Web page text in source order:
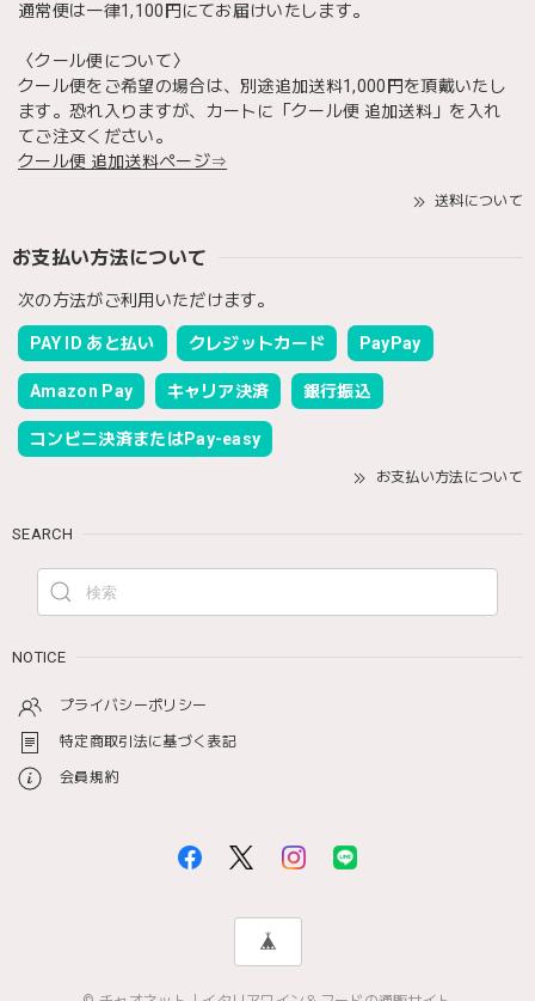
通常便は一律1,100円にてお届けいたします。
〈クール便について〉
クール便をご希望の場合は、別途追加送料1,000円を頂戴いたし
ます。恐れ入りますが、カートに「クール便 追加送料」を入れ
てご注文ください。
クール便 追加送料ページ⇒
送料について
お支払い方法について
次の方法がご利用いただけます。
PAY ID あと払い クレジットカード PayPay
Amazon Pay キャリア決済 銀行振込
コンビニ決済またはPay-easy
お支払い方法について
SEARCH
NOTICE
プライバシーポリシー
特定商取引法に基づく表記
会員規約